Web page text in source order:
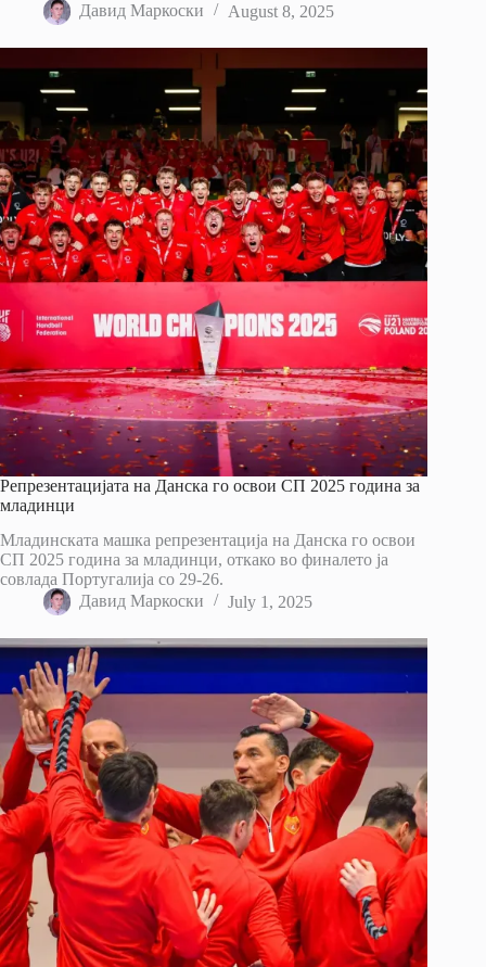
Давид Маркоски
August 8, 2025
Репрезентацијата на Данска го освои СП 2025 година за
младинци
Младинската машка репрезентација на Данска го освои
СП 2025 година за младинци, откако во финалето ја
совлада Португалија со 29-26.
Давид Маркоски
July 1, 2025